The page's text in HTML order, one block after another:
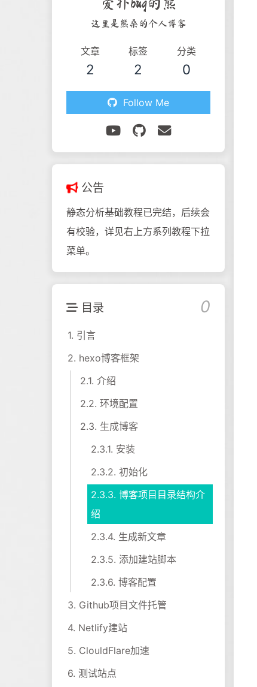
这里是熊桑的个人博客
文章
2
标签
2
分类
0
Follow Me
公告
静态分析基础教程已完结，后续会
有校验，详见右上方系列教程下拉
菜单。
目录 0
1. 引言
2. hexo博客框架
2.1. 介绍
2.2. 环境配置
2.3. 生成博客
2.3.1. 安装
2.3.2. 初始化
2.3.3. 博客项目目录结构介
绍
2.3.4. 生成新文章
2.3.5. 添加建站脚本
2.3.6. 博客配置
3. Github项目文件托管
4. Netlify建站
5. ClouldFlare加速
6. 测试站点